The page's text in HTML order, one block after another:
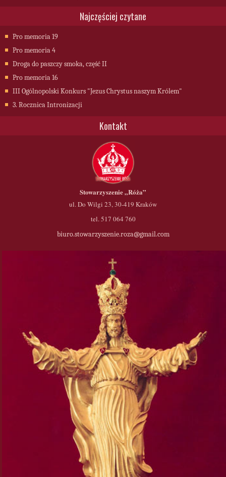
Najczęściej czytane
Pro memoria 19
Pro memoria 4
Droga do paszczy smoka, część II
Pro memoria 16
III Ogólnopolski Konkurs "Jezus Chrystus naszym Królem"
3. Rocznica Intronizacji
Kontakt
Stowarzyszenie„Róża”
ul. Do Wilgi 23, 30-419 Kraków
tel. 517 064 760
biuro.stowarzyszenie.roza@gmail.com